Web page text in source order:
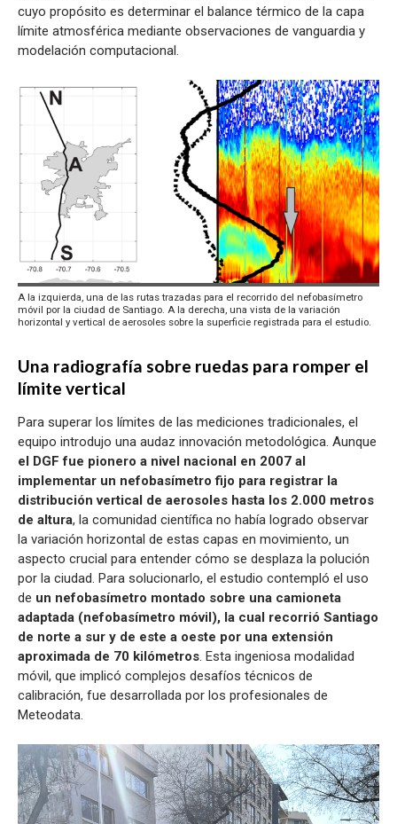
cuyo propósito es determinar el balance térmico de la capa
límite atmosférica mediante observaciones de vanguardia y
modelación computacional.
A la izquierda, una de las rutas trazadas para el recorrido del nefobasímetro
móvil por la ciudad de Santiago. A la derecha, una vista de la variación
horizontal y vertical de aerosoles sobre la superficie registrada para el estudio.
Una radiografía sobre ruedas para romper el
límite vertical
Para superar los límites de las mediciones tradicionales, el
equipo introdujo una audaz innovación metodológica. Aunque
el DGF fue pionero a nivel nacional en 2007 al
implementar un nefobasímetro fijo para registrar la
distribución vertical de aerosoles hasta los 2.000 metros
de altura, la comunidad científica no había logrado observar
la variación horizontal de estas capas en movimiento, un
aspecto crucial para entender cómo se desplaza la polución
por la ciudad. Para solucionarlo, el estudio contempló el uso
de un nefobasímetro montado sobre una camioneta
adaptada (nefobasímetro móvil), la cual recorrió Santiago
de norte a sur y de este a oeste por una extensión
aproximada de 70 kilómetros. Esta ingeniosa modalidad
móvil, que implicó complejos desafíos técnicos de
calibración, fue desarrollada por los profesionales de
Meteodata.